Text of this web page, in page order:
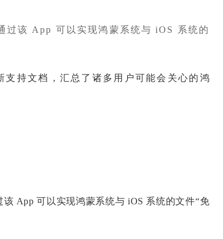
过该 App 可以实现鸿蒙系统与 iOS 系统的
支持文档，汇总了诸多用户可能会关心的鸿
App 可以实现鸿蒙系统与 iOS 系统的文件“免